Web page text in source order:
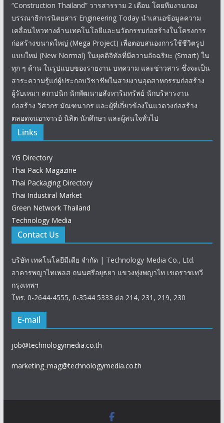
“Construction Thailand” วารสารราย 2 เดือน โดยทีมงานกอง
บรรณาธิการนิตยสาร Engineering Today นำเสนอข้อมูลความ
เคลื่อนไหวทางด้านเทคโนโลยีและนวัตกรรมก่อสร้างในโครงการ
ก่อสร้างขนาดใหญ่ (Mega Project) เพื่อตอบสนองการใช้ชีวิตรูป
แบบใหม่ (New Normal) ในยุคดิจิทัลที่มีความอัจฉริยะ (Smart) ใน
ทุก ๆ ด้าน ในรูปแบบของรายงาน บทความ และข่าวสาร ซึ่งจะเป็น
สาระความรู้แก่ผู้ประกอบวิชาชีพในสายงานอุตสาหกรรมก่อสร้าง
ผู้รับเหมา สถาปนิก นักพัฒนาอสังหาริมทรัพย์ นักบริหารงาน
ก่อสร้าง วิศวกร มัณฑนากร และผู้ที่เกี่ยวข้องในแวดวงก่อสร้าง
ตลอดจนอาจารย์ นิสิต นักศึกษา และผู้สนใจทั่วไป
Links
YG Directory
Thai Pack Magazine
Thai Packaging Directory
Thai Industiral Market
Green Network Thailand
Technology Media
Contact Us
บริษัท เทคโนโลยีมีเดีย จำกัด | Technology Media Co., Ltd.
อาคารพญาไทเพลส ถนนศรีอยุธยา แขวงทุ่งพญาไท เขตราชเทวี
กรุงเทพฯ
โทร. 0-2644-4555, 0-3544 5333 ต่อ 214, 231, 219, 230
E-mail
job@technologymedia.co.th
marketing_mag@technologymedia.co.th